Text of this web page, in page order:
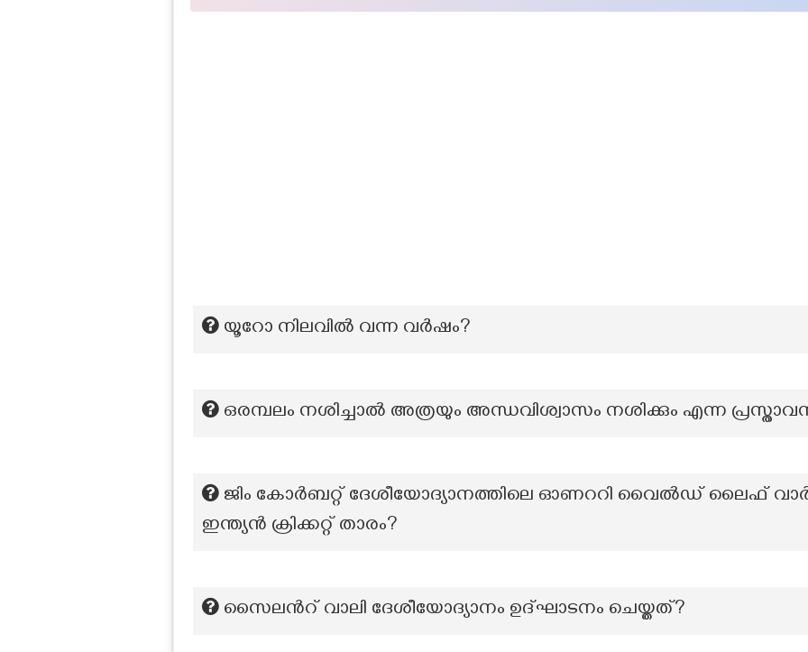
യൂറോ നിലവിൽ വന്ന വർഷം?
ഒരമ്പലം നശിച്ചാൽ അത്രയും അന്ധവിശ്വാസം നശിക്കും എന്ന
ജിം കോർബറ്റ് ദേശീയോദ്യാനത്തിലെ ഓണററി വൈൽഡ് ലൈഫ്
ഇന്ത്യൻ ക്രിക്കറ്റ് താരം?
സൈലന്‍റ് വാലി ദേശീയോദ്യാനം ഉദ്ഘാടനം ചെയ്തത്?